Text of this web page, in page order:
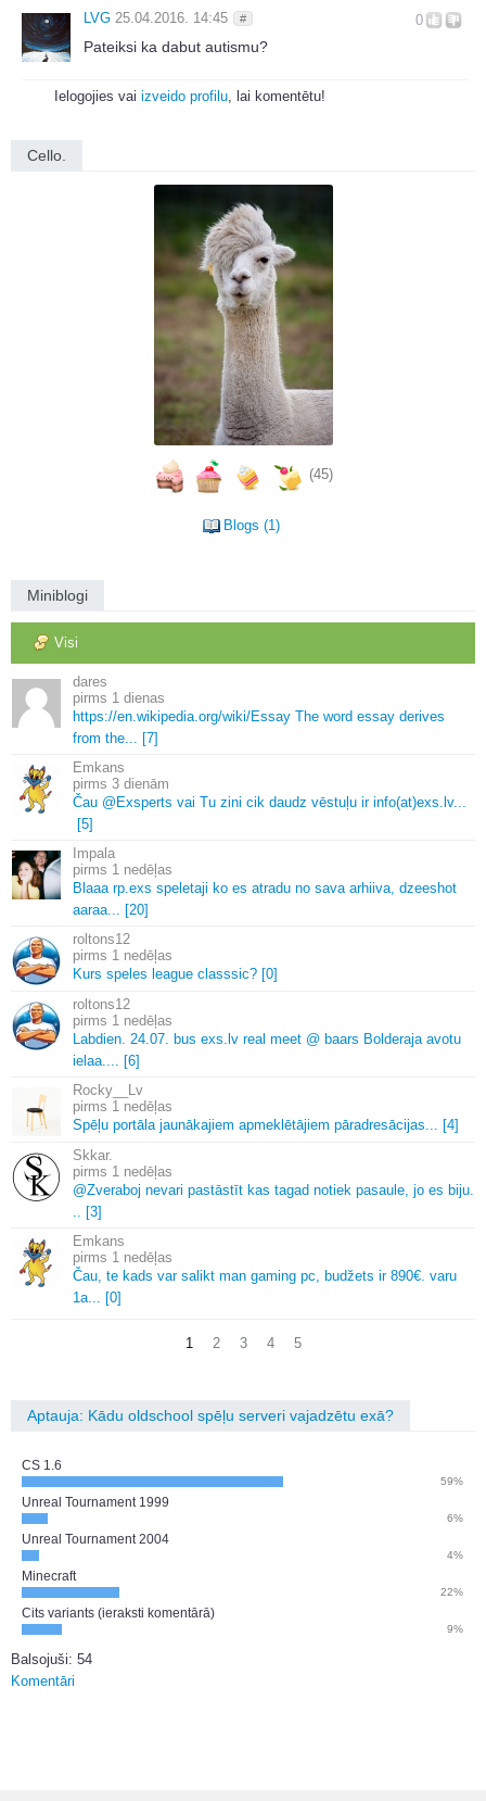
0
LVG 25.04.2016. 14:45 #
Pateiksi ka dabut autismu?
Ielogojies vai izveido profilu, lai komentētu!
Cello.
(45)
Blogs (1)
Miniblogi
Visi
dares
1 dienas
https://en.wikipedia.org/wiki/Essay The word essay derives
from the... [7]
Emkans
3 dienām
Čau @Exsperts vai Tu zini cik daudz vēstuļu ir info(at)exs. lv...
[5]
Impala
1 nedēļas
Blaaa rp.exs speletaji ko es atradu no sava arhiiva, dzeeshot
aaraa... [20]
roltons12
1 nedēļas
Kurs speles league classsic? [0]
roltons12
1 nedēļas
Labdien. 24.07. bus exs. lv real meet @ baars Bolderaja avotu
ielaa.... [6]
Rocky__Lv
1 nedēļas
Spēļu portāla jaunākajiem apmeklētājiem pāradresācijas... [4]
Skkar.
1 nedēļas
@Zveraboj nevari pastāstīt kas tagad notiek pasaule, jo es biju.
.. [3]
Emkans
1 nedēļas
Čau, te kads var salikt man gaming pc, budžets ir 890€. varu
1a... [0]
1 2 3 4 5
Aptauja: Kādu oldschool spēļu serveri vajadzētu exā?
CS 1.6
59%
Unreal Tournament 1999
6%
Unreal Tournament 2004
4%
Minecraft
22%
Cits variants (ieraksti komentārā)
9%
Balsojuši: 54
Komentāri